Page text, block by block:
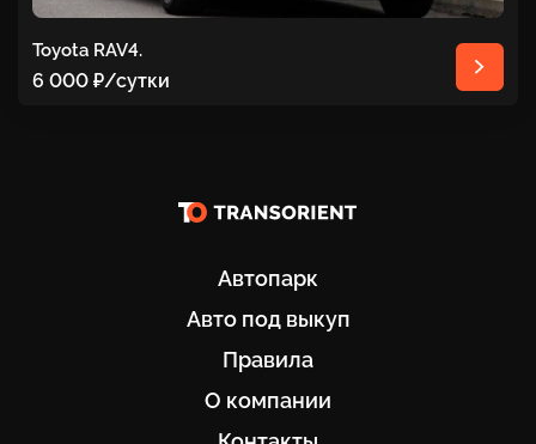
Toyota RAV4.
6 000 ₽/сутки
Автопарк
Авто под выкуп
Правила
О компании